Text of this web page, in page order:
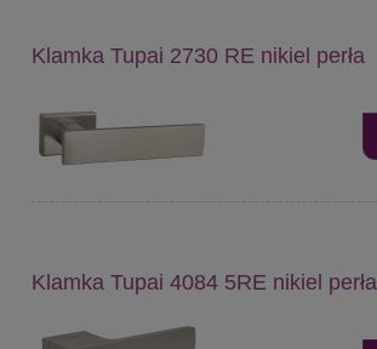
Klamka Tupai 2730 RE nikiel perła
Klamka Tupai 4084 5RE nikiel perła